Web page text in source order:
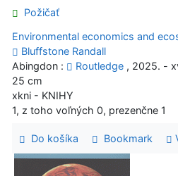
Požičať
Environmental economics and
Bluffstone Randall
Abingdon :
Routledge , 2025. -
25 cm
xkni - KNIHY
1, z toho voľných 0, prezenčne 1
Do košíka Bookmark